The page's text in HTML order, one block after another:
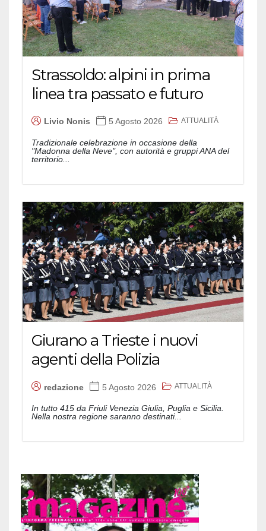
Strassoldo: alpini in prima
linea tra passato e futuro
Livio Nonis 5 Agosto 2026 ATTUALITÀ
Tradizionale celebrazione in occasione della
"Madonna della Neve", con autorità e gruppi ANA del
territorio...
Giurano a Trieste i nuovi
agenti della Polizia
redazione 5 Agosto 2026 ATTUALITÀ
In tutto 415 da Friuli Venezia Giulia, Puglia e Sicilia.
Nella nostra regione saranno destinati...